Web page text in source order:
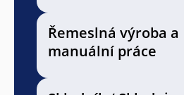
Řemeslná výroba a
manuální práce